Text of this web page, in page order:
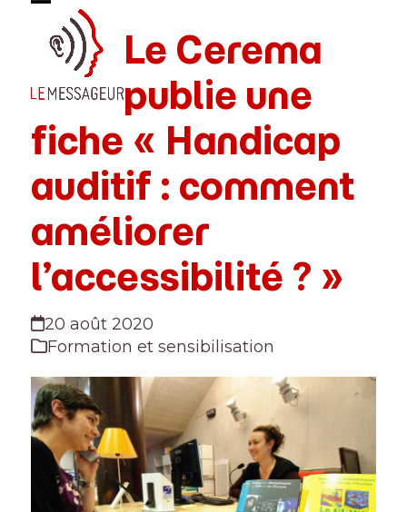
content
Open
mobile
menu
Close
mobile
menu
Le Cerema
publie une
fiche « Handicap
auditif : comment
améliorer
l’accessibilité ? »
20 août 2020
Formation et sensibilisation